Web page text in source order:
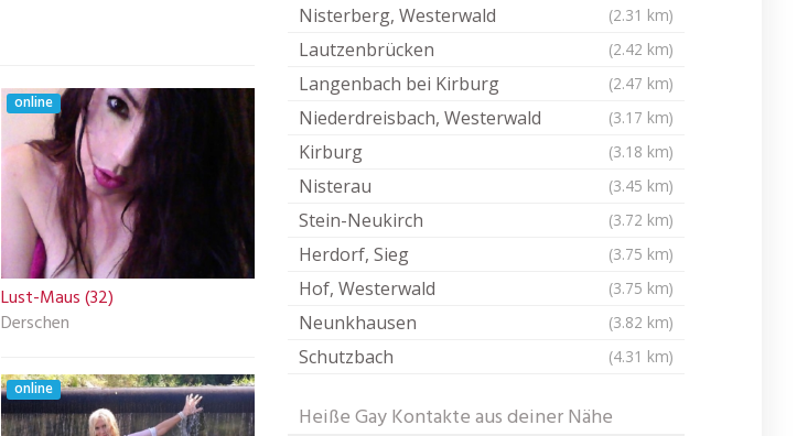
online
Lust-Maus (32)
Derschen
online
Nisterberg, Westerwald (2.31 km)
Lautzenbrücken (2.42 km)
Langenbach bei Kirburg (2.47 km)
Niederdreisbach, Westerwald (3.17 km)
Kirburg (3.18 km)
Nisterau (3.45 km)
Stein-Neukirch (3.72 km)
Herdorf, Sieg (3.75 km)
Hof, Westerwald (3.75 km)
Neunkhausen (3.82 km)
Schutzbach (4.31 km)
Heiße Gay Kontakte aus deiner Nähe